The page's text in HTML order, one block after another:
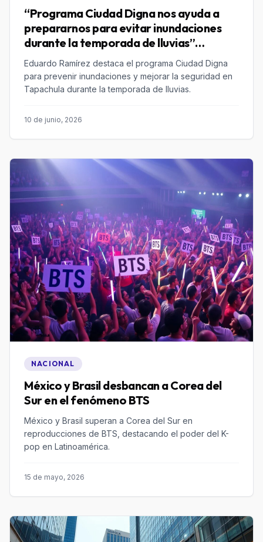
“Programa Ciudad Digna nos ayuda a
prepararnos para evitar inundaciones
durante la temporada de lluvias”
Eduardo Ramírez destaca el programa Ciudad Digna
para prevenir inundaciones y mejorar la seguridad en
Tapachula durante la temporada de lluvias.
10 de junio, 2026
NACIONAL
México y Brasil desbancan a Corea del
Sur en el fenómeno BTS
México y Brasil superan a Corea del Sur en
reproducciones de BTS, destacando el poder del K-
pop en Latinoamérica.
15 de mayo, 2026